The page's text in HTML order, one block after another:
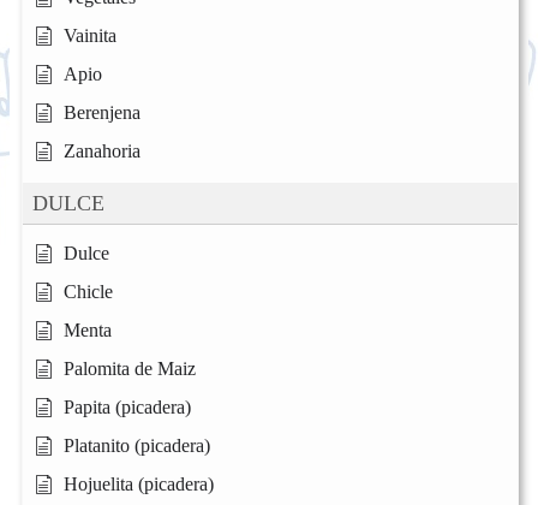
Vainita
Apio
Berenjena
Zanahoria
DULCE
Dulce
Chicle
Menta
Palomita de Maiz
Papita (picadera)
Platanito (picadera)
Hojuelita (picadera)